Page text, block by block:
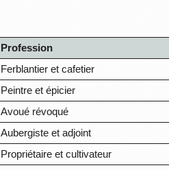
Profession
Ferblantier et cafetier
Peintre et épicier
Avoué révoqué
Aubergiste et adjoint
Propriétaire et cultivateur